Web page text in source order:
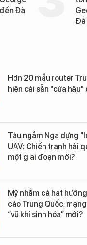
Đà
Đà
Hơn 20 mẫu router
hiện cài sẵn "cửa hậu"
Tàu ngầm Nga dựng
UAV: Chiến tranh hải
một giai đoạn mới?
Mỹ nhắm cả hạt
cảo Trung Quốc,
“vũ khí sinh hóa” mới?